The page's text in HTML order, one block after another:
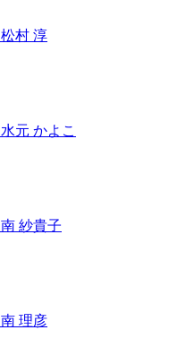
松村 淳
水元 かよこ
南 紗貴子
南 理彦